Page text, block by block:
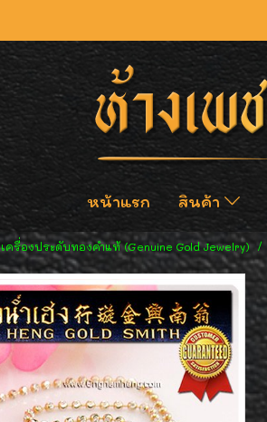
หน้าแรก สินค้า
เครื่องประดับทองคำแท้ (Genuine Gold Jewelry)